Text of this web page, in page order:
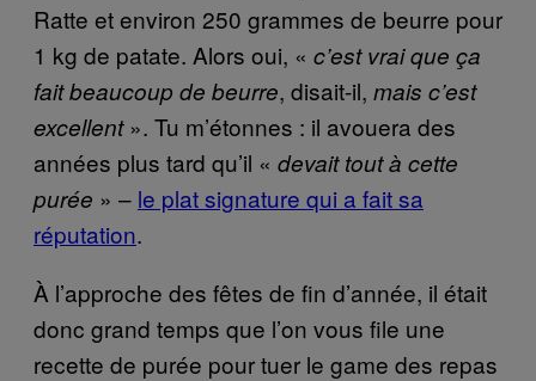
Ratte et environ 250 grammes de beurre pour
1 kg de patate. Alors oui, « c’est vrai que ça
fait beaucoup de beurre, disait-il, mais c’est
excellent». Tu m’étonnes : il avouera des
années plus tard qu’il « devait tout à cette
purée » – le plat signature qui a fait sa
réputation.
À l’approche des fêtes de fin d’année, il était
donc grand temps que l’on vous file une
recette de purée pour tuer le game des repas